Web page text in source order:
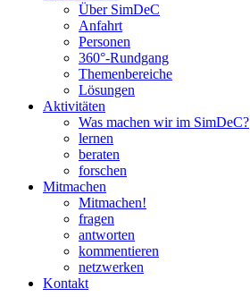
Über SimDeC
Anfahrt
Personen
360°-Rundgang
Themenbereiche
Lösungen
Aktivitäten
Was machen wir im SimDeC?
lernen
beraten
forschen
Mitmachen
Mitmachen!
fragen
antworten
kommentieren
netzwerken
Kontakt